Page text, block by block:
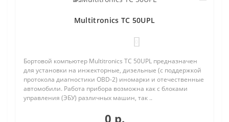
Multitronics TC 50UPL
Бортовой компьютер Multitronics TC 50UPL предназначен
для установки на инжекторные, дизельные (с поддержкой
протокола диагностики OBD-2) иномарки и отечественные
автомобили. Работа прибора возможна как с блоками
управления (ЭБУ) различных машин, так ..
0 р.